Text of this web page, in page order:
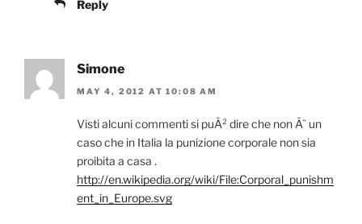
Reply
Simone
MAY 4, 2012 AT 10:08 AM
Visti alcuni commenti si puÃ² dire che non Ã¨ un
caso che in Italia la punizione corporale non sia
proibita a casa .
http://en.wikipedia.org/wiki/File:Corporal_punishm
ent_in_Europe.svg